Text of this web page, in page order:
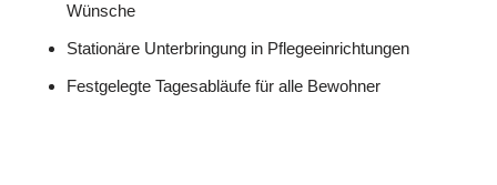
Wünsche
Stationäre Unterbringung in Pflegeeinrichtungen
Festgelegte Tagesabläufe für alle Bewohner